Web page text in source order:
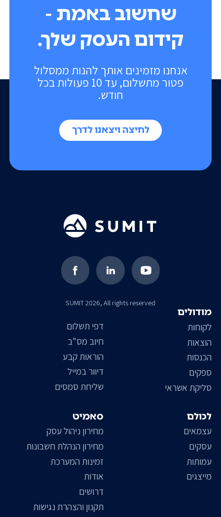
אנחנו מזמינים אותך להנות ממסלול
פטור מתשלום, עד 10 פעולות בכל
חודש.
לחיצה ויצאנו לדרך
שחשוב באמת -
קידום העסק שלך.
SUMIT 2026, All rights reserved
סאמיט
מחירון ניהול עסק
מחירון הנהלת חשבונות
זמינות המערכת
אודות
דרושים
תקנון והצהרת נגישות
דפי תשלום
חיוב מס"ב
הוראות קבע
דיוור במייל
שליחת סמסים
מודולים
לקוחות
הוצאות
הכנסות
ספקים
סליקת אשראי
לכולם
עצמאים
עסקים
עמותות
מייצגים